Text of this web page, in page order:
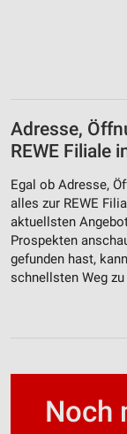
Adresse,
REWE Filiale
Egal ob Adresse,
alles zur REWE
aktuellsten
Prospekten
gefunden hast,
schnellsten Weg
Noch